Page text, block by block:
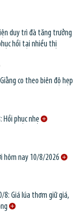
duy trì đà tăng trưởng
hồi tại nhiều thị
co theo biên độ hẹp
phục nhẹ
hôm nay 10/8/2026
8: Giá lúa thơm giữ giá,